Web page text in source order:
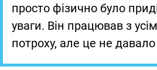
просто фізично було
уваги. Він працював з
потроху, але це не давало